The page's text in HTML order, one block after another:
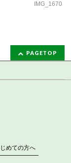
IMG_1670
PAGETOP
めての方へ